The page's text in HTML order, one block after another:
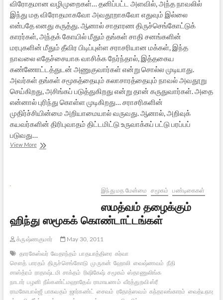
விரோதமான வழிமுறைகள்… தனிப்பட்ட அளவில், அந்த நாவலில்
இந்து மத விரோதமாகவோ அவதூறாகவோ எதுவும் இல்லை
என்பதே எனது கருத்து. ஆனால் சாதாரண திருச்செங்கோட்டுக்
காரர்கள், அந்தக் கோயில் மீதும் தங்கள் சாதி சனங்களின்
மரபுகளின் மீதும் தீவிர பிடிப்புள்ள சராசரியான மக்கள், இந்த
நாவலை எதேச்சையாக வாசிக்க நேர்ந்தால், இத்தகைய
கண்ணோட்டத்துடன் அணுகுவார்கள் என்று சொல்ல முடியாது.
அவர்கள் தங்கள் சமூகத்தையும் கலாசாரத்தையும் நாவல் அவதூறு
செய்கிறது, அசிங்கப் படுத்துகிறது என்று தான் கருதுவார்கள். அதை
என்னால் புரிந்து கொள்ள முடிகிறது… சராசரிகளின்
முதிர்ச்சியின்மை அறியாமையால் வருவது. ஆனால், அறிவுக்
கயவர்களின் திரிபுவாதம் திட்டமிட்டு உருவாக்கப் பட்டு பரப்பப்
படுவது…
View Moreமாதொரு
இந்து மத மேன்மை
சமூகம் பண்டிகைகள்
ஸமத்வம் தழைக்கும்
ஹிந்து ஸமூகக் கொண்டாட்டங்கள்
க்ருஷ்ணகுமார்
May 30, 2011
தாரகேஸ்வர் வேதாந்தம் பாதயாத்திரை கர்வா
சௌத் பாரதம் திருச்செங்கோடு முருகன் ஹோலி வைஷ்ணவம் நீதி
சாஸ்த்ரம் ராதாஷ்டமி சாக்தம் ரிஷிகேஷ் சமூகம் ஸ்தாணுலிங்க
நாடார் பழனி நீல்கண்ட்மஹாதேவ் ராமாயணம் வீரத்துறவி ஸ்ரீ
ராமகோபால்ஜீ பாகவதம் ஜார்கண்ட் சைவம் ரதோத்ஸவம் கந்தரலங்காரம் வைத்யநாத